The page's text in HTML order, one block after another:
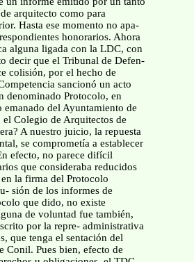
arquitecto como para
Hasta ese momento no apa-
honorarios. Ahora
alguna ligada con la LDC, con
decir que el Tribunal de Defen-
colisión, por el hecho de
sancionó un acto
denominado Protocolo, en
del Ayuntamiento de
Colegio de Arquitectos de
A nuestro juicio, la repuesta
se comprometía a establecer
efecto, no parece difícil
que consideraba reducidos
la firma del Protocolo
sión de los informes de
que dido, no existe
de voluntad fue también,
por la repre- administrativa
que tenga el sentación del
Conil. Pues bien, efecto de